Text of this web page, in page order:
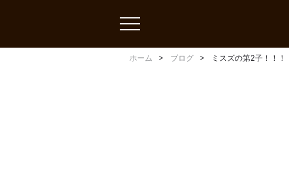
toggle
ホーム ブログ ミスズの第2子！！！